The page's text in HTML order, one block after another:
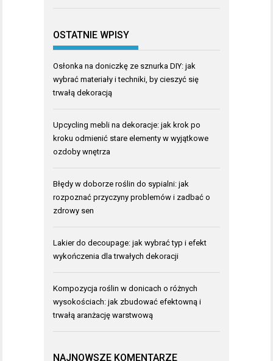
OSTATNIE WPISY
Osłonka na doniczkę ze sznurka DIY: jak
wybrać materiały i techniki, by cieszyć się
trwałą dekoracją
Upcycling mebli na dekoracje: jak krok po
kroku odmienić stare elementy w wyjątkowe
ozdoby wnętrza
Błędy w doborze roślin do sypialni: jak
rozpoznać przyczyny problemów i zadbać o
zdrowy sen
Lakier do decoupage: jak wybrać typ i efekt
wykończenia dla trwałych dekoracji
Kompozycja roślin w donicach o różnych
wysokościach: jak zbudować efektowną i
trwałą aranżację warstwową
NAJNOWSZE KOMENTARZE